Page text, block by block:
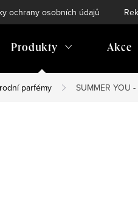
ochrany osobních údajů
Produkty Akce
parfémy SUMMER YOU